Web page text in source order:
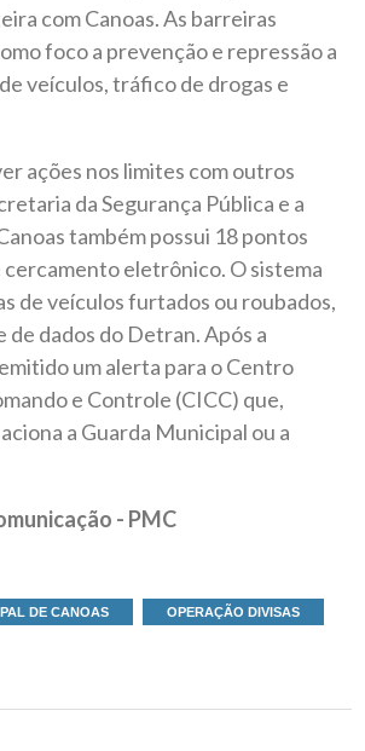
com Canoas. As barreiras
foco a prevenção e repressão a
veículos, tráfico de drogas e
ações nos limites com outros
da Segurança Pública e a
também possui 18 pontos
cercamento eletrônico. O sistema
de veículos furtados ou roubados,
de dados do Detran. Após a
um alerta para o Centro
e Controle (CICC) que,
a Guarda Municipal ou a
- PMC
DE CANOAS OPERAÇÃO DIVISAS